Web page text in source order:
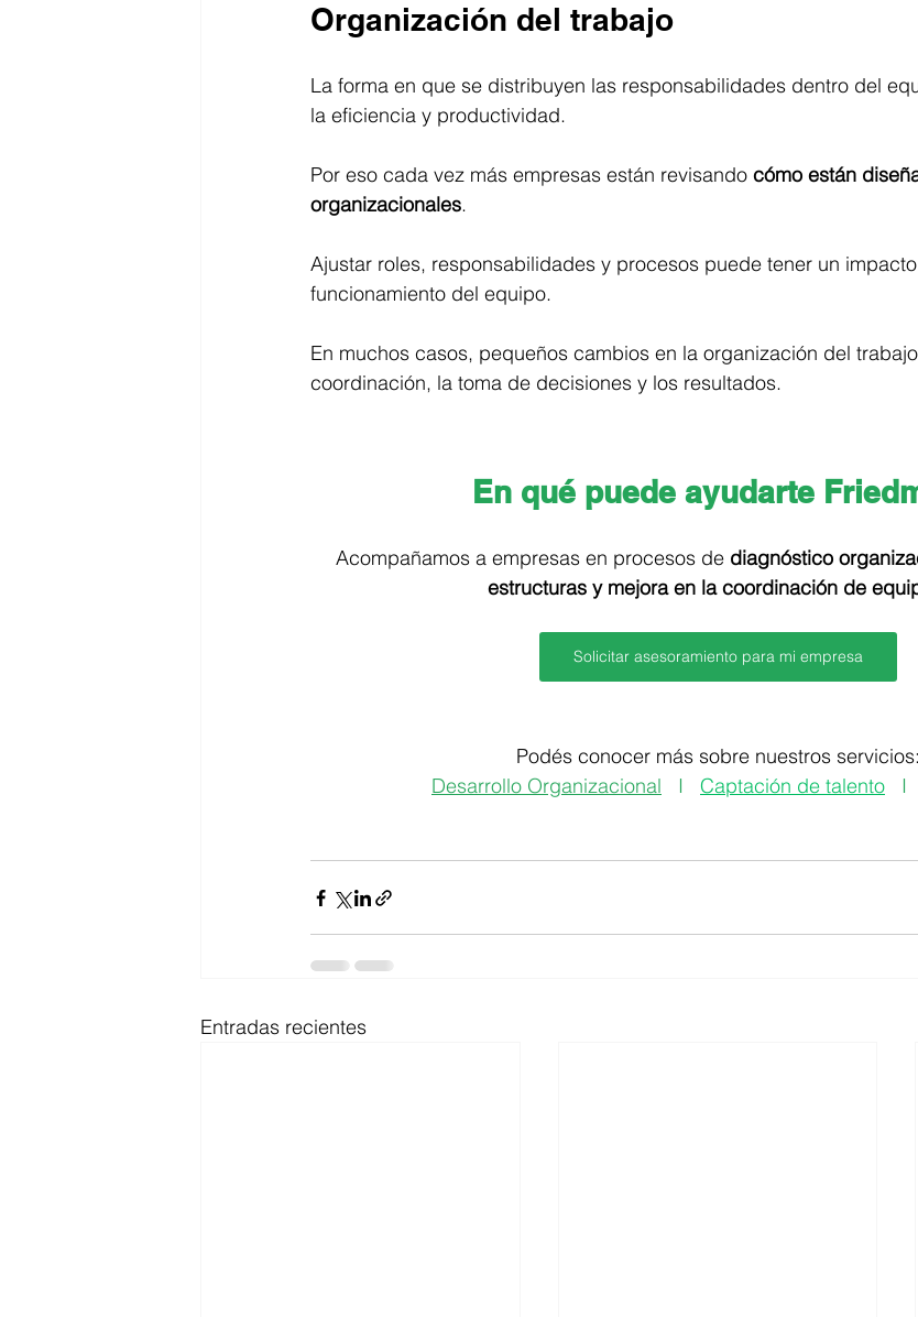
Organización del trabajo
La forma en que se distribuyen las responsabilidades dentro del
la eficiencia y productividad.
Por eso cada vez más empresas están revisando cómo están
organizacionales.
Ajustar roles, responsabilidades y procesos puede tener un
funcionamiento del equipo.
En muchos casos, pequeños cambios en la organización del
coordinación, la toma de decisiones y los resultados.
En qué puede ayudarte
Acompañamos a empresas en procesos de diagnóstico
estructuras y mejora en la coordinación de
Solicitar asesoramiento para mi empresa
Podés conocer más sobre nuestros servicios:
Desarrollo Organizacional
   I
Captación de talento
   I
Entradas recientes